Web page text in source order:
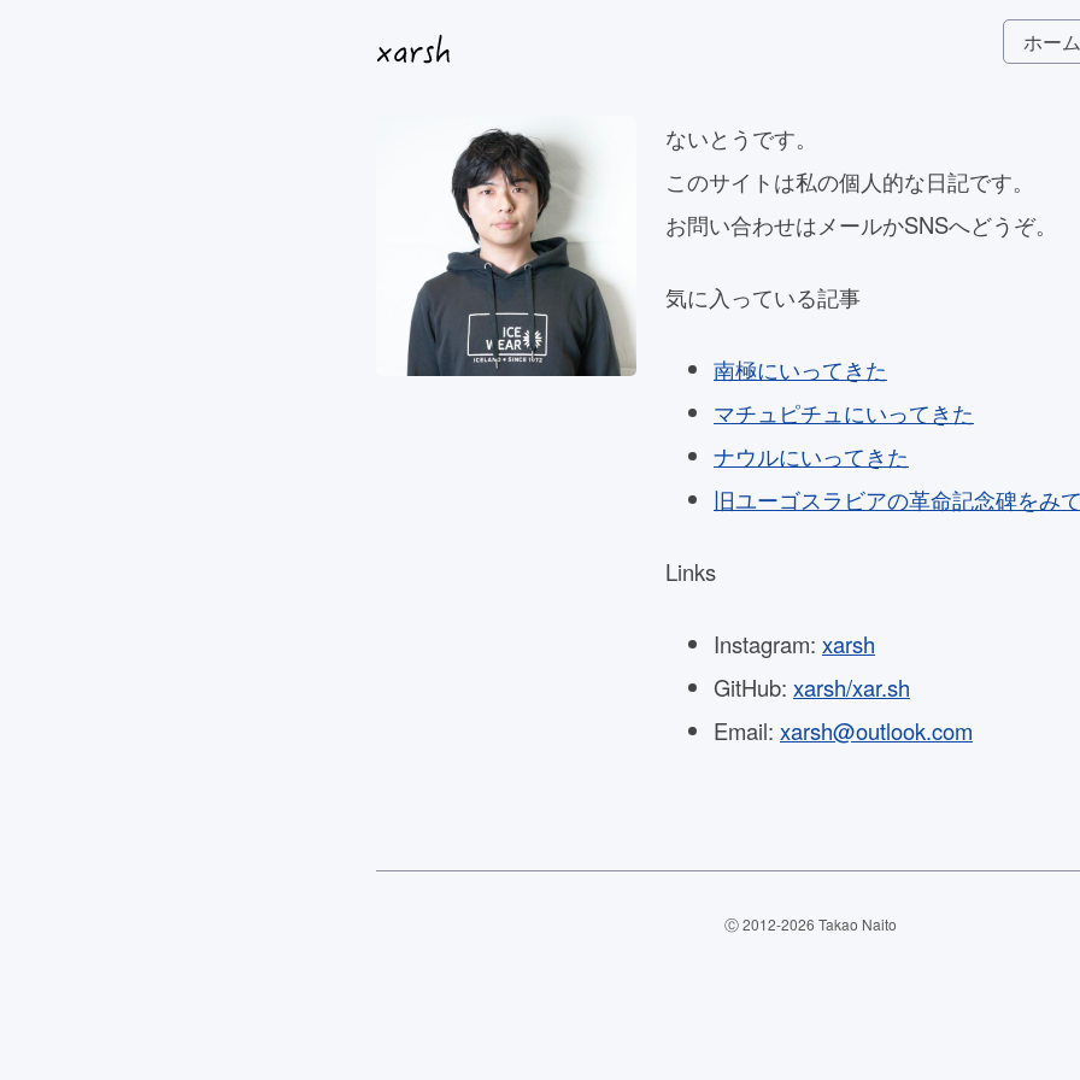
ホーム
ないとうです。
このサイトは私の個人的な日記です。
お問い合わせはメールかSNSへどうぞ。
気に入っている記事
南極にいってきた
マチュピチュにいってきた
ナウルにいってきた
旧ユーゴスラビアの革命記念碑をみ
Links
Instagram: xarsh
GitHub: xarsh/xar.sh
Email: xarsh@outlook.com
Ⓒ 2012-2026 Takao Naito